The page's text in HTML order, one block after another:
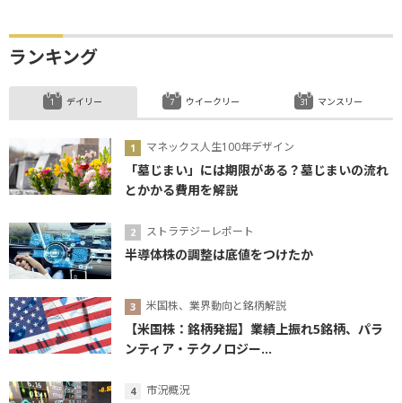
ランキング
デイリー
マネックス人生100年デザイン
「墓じまい」には期限がある？墓じまいの流れ
とかかる費用を解説
ストラテジーレポート
半導体株の調整は底値をつけたか
米国株、業界動向と銘柄解説
【米国株：銘柄発掘】業績上振れ5銘柄、パラ
ンティア・テクノロジー...
市況概況
ウイークリー マンスリー